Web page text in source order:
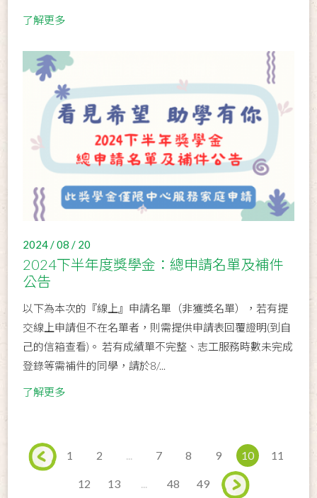
了解更多
2024 / 08 / 20
2024下半年度獎學金：總申請名單及補件
公告
以下為本次的『線上』申請名單（非獲獎名單），若有提
交線上申請但不在名單者，則需提供申請表回覆證明(到自
己的信箱查看)。 若有成績單不完整、志工服務時數未完成
登錄等需補件的同學，請於8/...
了解更多
1 2 7 8 9 10 11
12 13 48 49